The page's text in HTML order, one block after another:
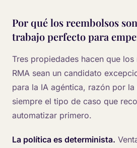
Por qué los reembolsos
trabajo perfecto para
Tres propiedades hacen que
RMA sean un candidato
para la IA agéntica, razón por la
siempre el tipo de caso que
automatizar primero.
La política es determinista.